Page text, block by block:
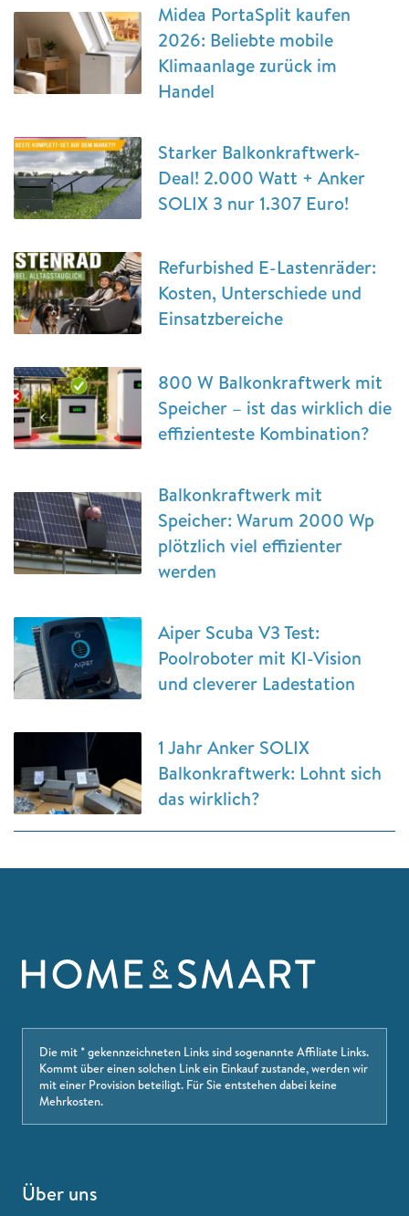
Midea PortaSplit kaufen
2026: Beliebte mobile
Klimaanlage zurück im
Handel
Starker Balkonkraftwerk-
Deal! 2.000 Watt + Anker
SOLIX 3 nur 1.307 Euro!
Refurbished E-Lastenräder:
Kosten, Unterschiede und
Einsatzbereiche
800 W Balkonkraftwerk mit
Speicher – ist das wirklich die
effizienteste Kombination?
Balkonkraftwerk mit
Speicher: Warum 2000 Wp
plötzlich viel effizienter
werden
Aiper Scuba V3 Test:
Poolroboter mit KI-Vision
und cleverer Ladestation
1 Jahr Anker SOLIX
Balkonkraftwerk: Lohnt sich
das wirklich?
Die mit * gekennzeichneten Links sind sogenannte Affiliate Links.
Kommt über einen solchen Link ein Einkauf zustande, werden wir
mit einer Provision beteiligt. Für Sie entstehen dabei keine
Mehrkosten.
Über uns